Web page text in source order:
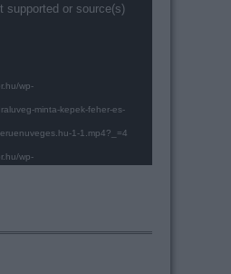
supported or source(s)
wp-
minta-kepek-feher-es-
1-1.mp4?_=4
wp-
minta-kepek-feher-es-
1-1.mp4?_=4